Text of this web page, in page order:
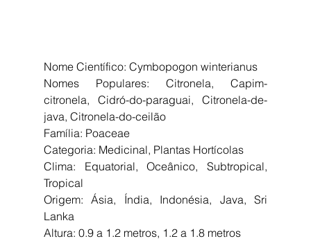
Nome Científico: Cymbopogon winterianus
Nomes Populares: Citronela, Capim-
citronela, Cidró-do-paraguai, Citronela-de-
java, Citronela-do-ceilão
Família: Poaceae
Categoria: Medicinal, Plantas Hortícolas
Clima: Equatorial, Oceânico, Subtropical,
Tropical
Origem: Ásia, Índia, Indonésia, Java, Sri
Lanka
Altura: 0.9 a 1.2 metros, 1.2 a 1.8 metros